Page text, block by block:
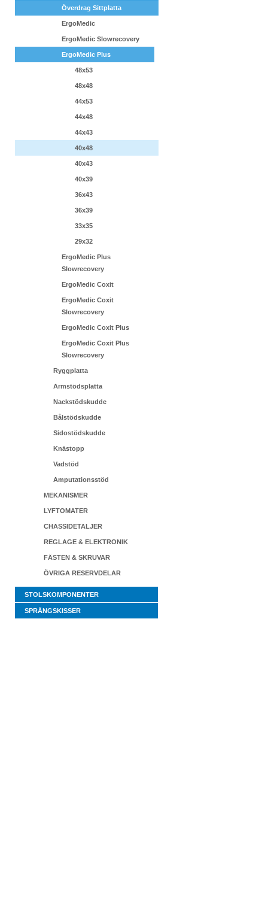
Överdrag Sittplatta
ErgoMedic
ErgoMedic Slowrecovery
ErgoMedic Plus
48x53
48x48
44x53
44x48
44x43
40x48
40x43
40x39
36x43
36x39
33x35
29x32
ErgoMedic Plus
Slowrecovery
ErgoMedic Coxit
ErgoMedic Coxit
Slowrecovery
ErgoMedic Coxit Plus
ErgoMedic Coxit Plus
Slowrecovery
Ryggplatta
Armstödsplatta
Nackstödskudde
Bålstödskudde
Sidostödskudde
Knästopp
Vadstöd
Amputationsstöd
MEKANISMER
LYFTOMATER
CHASSIDETALJER
REGLAGE & ELEKTRONIK
FÄSTEN & SKRUVAR
ÖVRIGA RESERVDELAR
STOLSKOMPONENTER
SPRÄNGSKISSER